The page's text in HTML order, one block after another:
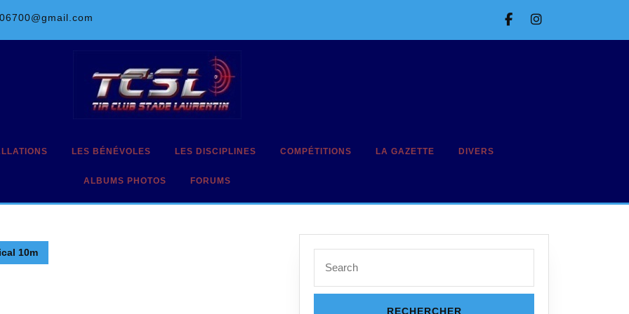
Facebook
LES BÉNÉVOLES LES DISCIPLINES COMPÉTITIONS LA GAZETTE DIVERS
ALBUMS PHOTOS FORUMS
10m
for: